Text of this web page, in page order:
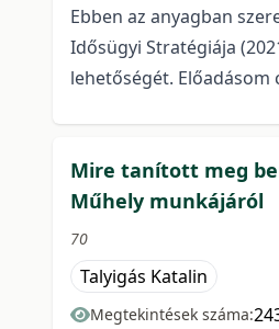
Ebben az anyagban
Idősügyi Stratégiája
lehetőségét.
Mire tanított meg
Műhely munkájáról
70
Talyigás Katalin
Megtekintések száma: